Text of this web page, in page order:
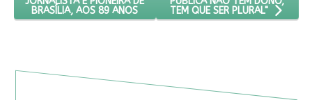
BRASÍLIA, AOS 89 ANOS
TEM QUE SER PLURAL"